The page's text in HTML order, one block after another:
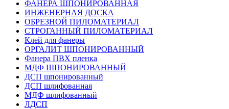
ФАНЕРА ШПОНИРОВАННАЯ
ИНЖЕНЕРНАЯ ДОСКА
ОБРЕЗНОЙ ПИЛОМАТЕРИАЛ
СТРОГАННЫЙ ПИЛОМАТЕРИАЛ
Клей для фанеры
ОРГАЛИТ ШПОНИРОВАННЫЙ
Фанера ПВХ пленка
МДФ ШПОНИРОВАННЫЙ
ДСП шпонированный
ДСП шлифованная
МДФ шлифованный
ЛДСП